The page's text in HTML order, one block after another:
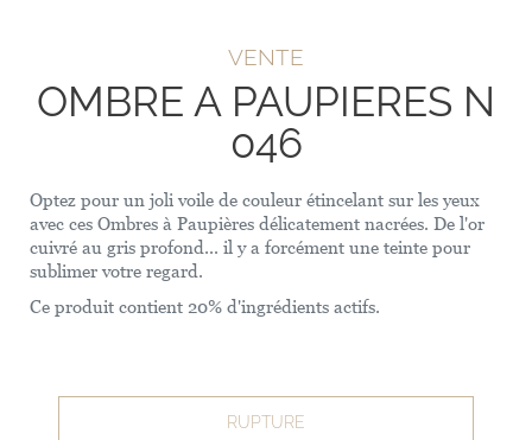
VENTE
OMBRE A PAUPIERES N
046
Optez pour un joli voile de couleur étincelant sur les yeux
avec ces Ombres à Paupières délicatement nacrées. De l'or
cuivré au gris profond... il y a forcément une teinte pour
sublimer votre regard.
Ce produit contient 20% d'ingrédients actifs.
RUPTURE